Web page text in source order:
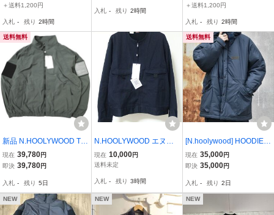
LEATHER RIDERS JACK
ジャケット ブルゾン 黒
＋送料1,200円
入札 - 残り 2時間
BL05-001 size40 ブルー
入札 - 残り 2時間
ハリウッド ランチコート
ラー コラボ商品
＋送料1,200円
入札 - 残り 2時間
送料無料
新品 N.HOOLYWOOD TP
ES エヌハリウッド 25SS
TRAINING BLOUSON ナ
レーニングブルゾン 9251
-BL07-003 36 CHARCOA
L
現在 39,780円
即決 39,780円
入札 - 残り 5日
N.HOOLYWOOD エヌハ
リウッド x Lee リー ノー
カラー ジップ ブルゾン
現在 10,000円
送料未定
入札 - 残り 3時間
送料無料
[N.hoolywood] HOODIE C
OAT/BLUE GRAY (9242-
CO01-001) M-90 フーデ
ミリタリーコート AW24
タグ付き Size38
現在 35,000円
即決 35,000円
入札 - 残り 2日
NEW NEW NEW